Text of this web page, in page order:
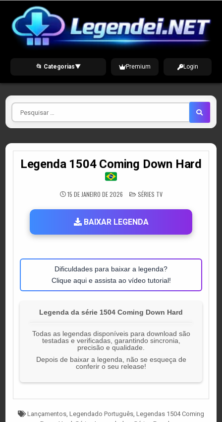
content
📂 Categorias▼ Premium Login
Pesquisar
por
Legenda 1504 Coming Down Hard
15 DE JANEIRO DE 2026 POSTED
IN
SÉRIES TV
BAIXAR LEGENDA
Dificuldades para baixar a legenda?
Clique aqui e assista ao vídeo tutorial!
Legenda da série 1504 Coming Down Hard
Todas as legendas disponíveis para download são
testadas e verificadas, garantindo sincronia,
precisão e qualidade.
Depois de baixar a legenda, não se esqueça de
conferir o seu release!
Tagged
Lançamentos, Legendado Português, Legendas 1504 Coming